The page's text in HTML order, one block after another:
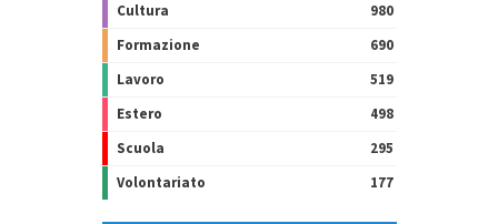
Cultura
980
Formazione
690
Lavoro
519
Estero
498
Scuola
295
Volontariato
177